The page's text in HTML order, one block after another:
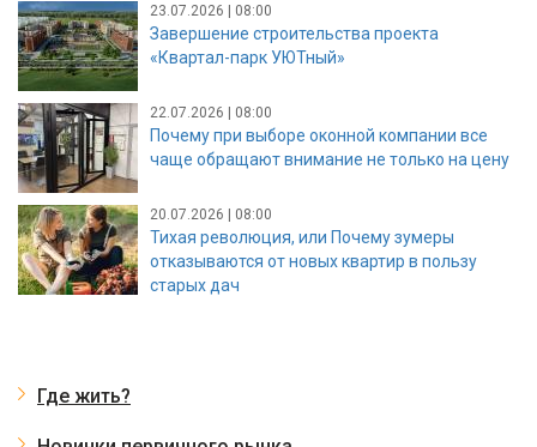
23.07.2026 | 08:00
Завершение строительства проекта
«Квартал-парк УЮТный»
22.07.2026 | 08:00
Почему при выборе оконной компании все
чаще обращают внимание не только на цену
20.07.2026 | 08:00
Тихая революция, или Почему зумеры
отказываются от новых квартир в пользу
старых дач
Где жить?